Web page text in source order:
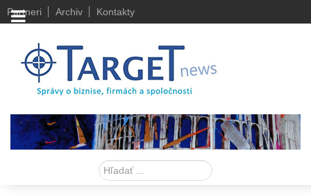
Partneri Archiv Kontakty
Hľadať